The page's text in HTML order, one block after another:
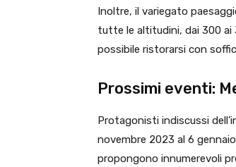
Inoltre, il variegato
tutte le altitudini, dai 300 ai
possibile ristorarsi con
Prossimi eventi:
Protagonisti indiscussi
novembre 2023 al 6
propongono innumerevoli